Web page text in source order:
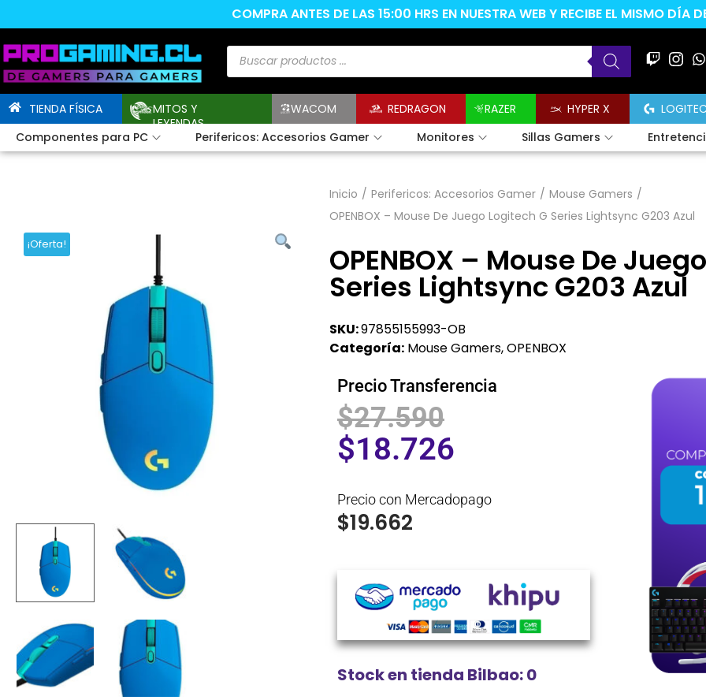
COMPRA ANTES DE LAS 15:00 HRS EN NUESTRA WEB Y RECIBE EL MISMO DÍA
TIENDA FÍSICA
MITOS Y
LEYENDAS
WACOM REDRAGON RAZER HYPER X
Componentes para PC
Perifericos: Accesorios Gamer Monitores Sillas Gamers
¡Oferta!
Inicio / Perifericos: Accesorios Gamer / Mouse Gamers /
OPENBOX – Mouse De Juego Logitech G Series Lightsync G203 Azul
OPENBOX – Mouse De
Series Lightsync G203 Azul
SKU:97855155993-OB
Categoría: Mouse Gamers,OPENBOX
Precio Transferencia
$27.590
$18.726
Precio con Mercadopago
$19.662
Stock en tienda Bilbao: 0